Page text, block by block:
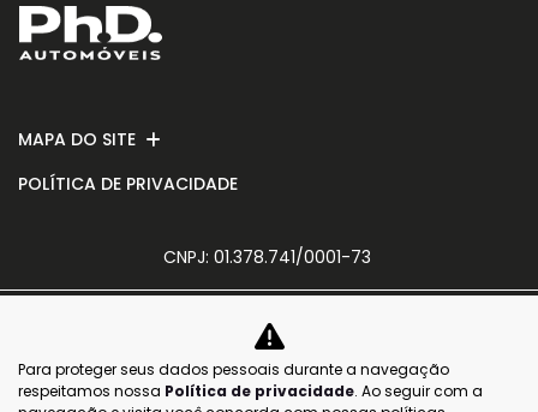
MAPA DO SITE
POLÍTICA DE PRIVACIDADE
CNPJ: 01.378.741/0001-73
No trânsito, enxergar o outro salva
vidas.
Para proteger seus dados pessoais durante a navegação
respeitamos nossa Política de privacidade. Ao seguir com a